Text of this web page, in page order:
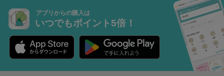
アプリからの購入は
いつでもポイント5倍！